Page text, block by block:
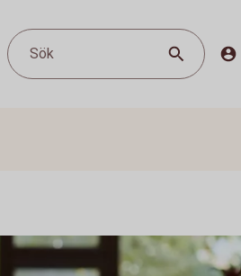
Sök